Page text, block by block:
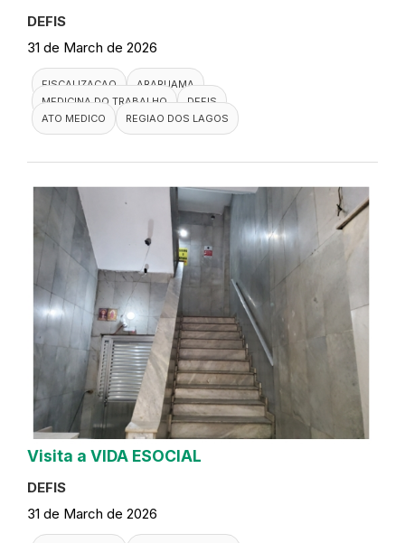
DEFIS
31 de March de 2026
FISCALIZACAO
ARARUAMA
MEDICINA DO TRABALHO
DEFIS
ATO MEDICO
REGIAO DOS LAGOS
Visita a VIDA ESOCIAL
DEFIS
31 de March de 2026